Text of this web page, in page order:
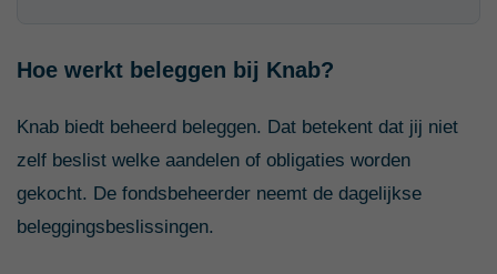
Hoe werkt beleggen bij Knab?
Knab biedt beheerd beleggen. Dat betekent dat jij niet
zelf beslist welke aandelen of obligaties worden
gekocht. De fondsbeheerder neemt de dagelijkse
beleggingsbeslissingen.